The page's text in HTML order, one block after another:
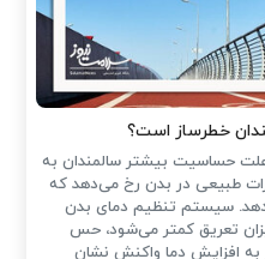
خطرساز است؟
حساسیت بیشتر سالمندان به
طبیعی در بدن رخ می‌دهد که
سیستم تنظیم دمای بدن
تعریق کمتر می‌شود، حس
افزایش دما واکنش نشان